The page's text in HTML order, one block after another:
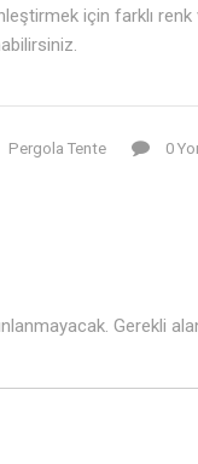
için farklı renk
Pergola Tente 0
Gerekli